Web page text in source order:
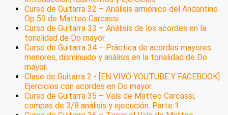
Curso de Guitarra 32 – Análisis armónico del Andantino
Op 59 de Matteo Carcassi
Curso de Guitarra 33 – Análisis de los acordes en la
tonalidad de Do mayor.
Curso de Guitarra 34 – Práctica de acordes mayores
menores, disminuido y análisis en la tonalidad de Do
mayor.
Clase de Guitarra 2 - [EN VIVO YOUTUBE Y FACEBOOK]
Ejercicios con acordes en Do mayor.
Curso de Guitarra 35 – Vals de Matteo Carcassi,
compas de 3/8 análisis y ejecución. Parte 1.